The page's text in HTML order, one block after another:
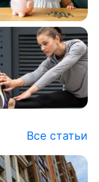
Все статьи